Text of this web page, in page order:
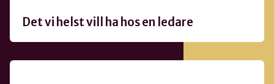
Det vi helst vill ha hos en ledare